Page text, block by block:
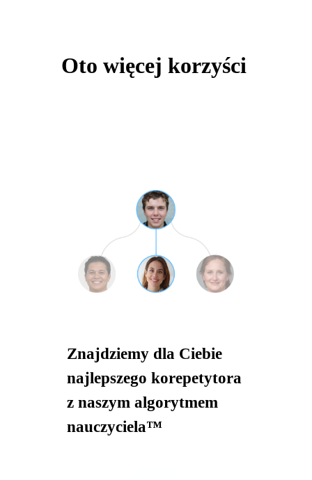
Oto więcej korzyści
Znajdziemy dla Ciebie
najlepszego korepetytora
z naszym algorytmem
nauczyciela™